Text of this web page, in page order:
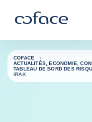
Coface, for Trade -
Retour à la page d'accueil
COFACE
ACTUALITÉS, ECONOMIE,
TABLEAU DE BORD DES
IRAK